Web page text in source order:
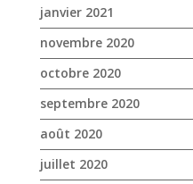
janvier 2021
novembre 2020
octobre 2020
septembre 2020
août 2020
juillet 2020